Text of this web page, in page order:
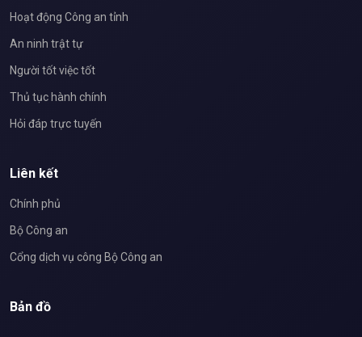
Hoạt động Công an tỉnh
An ninh trật tự
Người tốt việc tốt
Thủ tục hành chính
Hỏi đáp trực tuyến
Liên kết
Chính phủ
Bộ Công an
Cổng dịch vụ công Bộ Công an
Bản đồ